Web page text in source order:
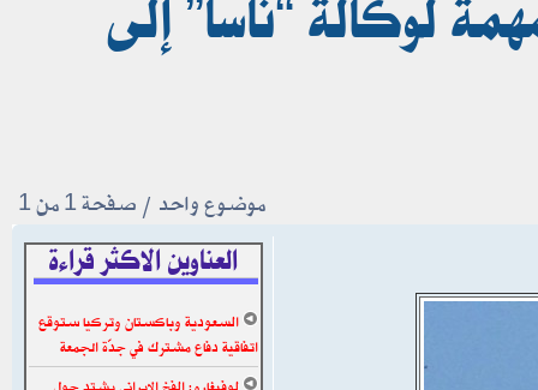
موضوع واحد • صفحة1من1
العناوين الاكثر قراءة
السعودية وباكستان وتركيا ستوقع
اتفاقية دفاع مشترك في جدّة الجمعة